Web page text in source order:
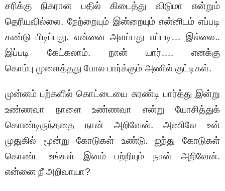
சரிக்கு நிகரான பதில் கிடைத்து விடுமா என்றும்
தெரியவில்லை. நேற்றையும் இன்றையும் என்னிடம் எப்படி
கண்டு பிடிப்பது. என்னை அளப்பது எப்படி… இல்லை..
இப்படி கேட்கலாம். நான் யார்…. எனக்கு
கொம்பு முளைத்தது போல பார்க்கும் அணில் குட்டிகள்.
முன்னம் பற்களில் கொட்டையை சுரண்டி பார்த்து இன்று
உண்ணவா நாளை உண்ணவா என்று யோசித்துக்
கொண்டிருந்ததை நான் அறிவேன். அணிலே உன்
முதுகில் மூன்று கோடுகள் உண்டு. ஐந்து கோடுகள்
கொண்ட உங்கள் இனம் பற்றியும் நான் அறிவேன்.
என்னை நீ அறிவாயா?